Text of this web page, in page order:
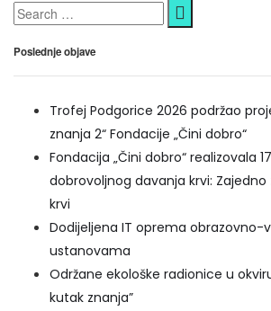
Poslednje objave
Trofej Podgorice 2026 podržao
znanja 2“ Fondacije „Čini dobro“
Fondacija „Čini dobro“ realizovala
dobrovoljnog davanja krvi: Zajedno
krvi
Dodijeljena IT oprema obrazovno-
ustanovama
Održane ekološke radionice u
kutak znanja”